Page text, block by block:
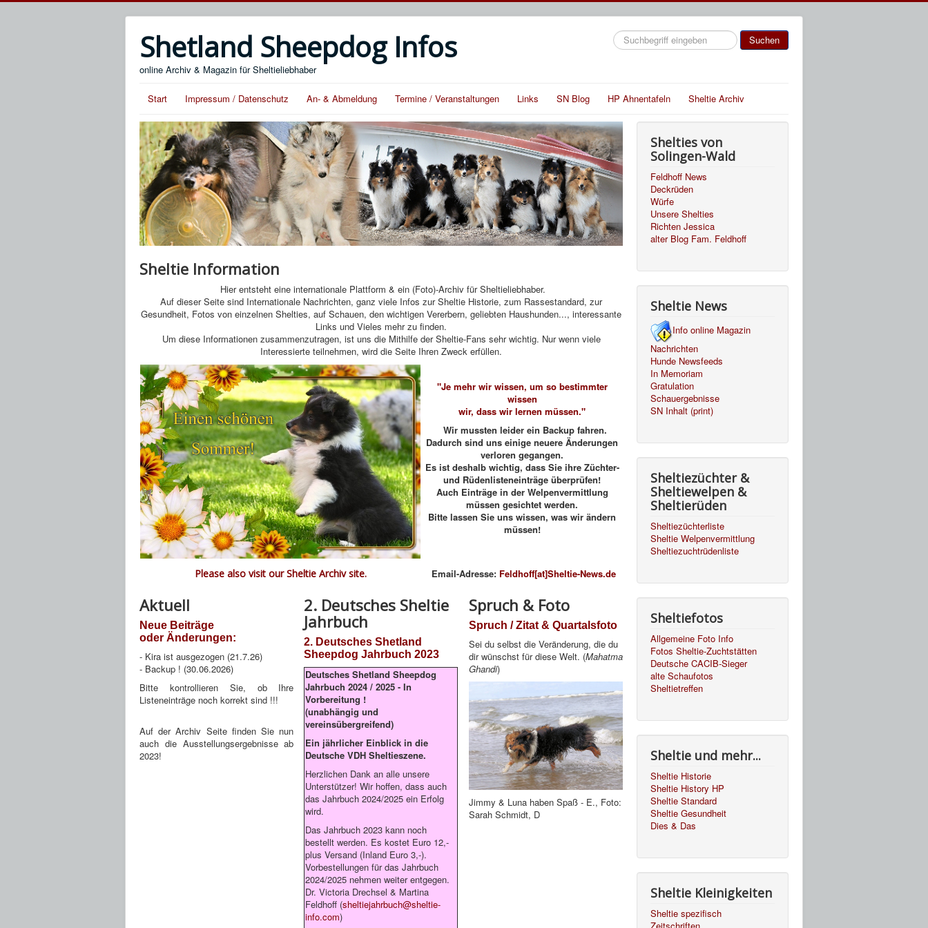
Shetland Sheepdog Infos
online Archiv & Magazin für Sheltieliebhaber
Suchen Suchen
Start Impressum / Datenschutz An- & Abmeldung Termine / Veranstaltungen Links SN Blog HP Ahnentafeln Sheltie Archiv
Sheltie Information
Hier entsteht eine internationale Plattform & ein (Foto)-Archiv für Sheltieliebhaber.
Auf dieser Seite sind Internationale Nachrichten, ganz viele Infos zur Sheltie Historie, zum Rassestandard, zur
Gesundheit, Fotos von einzelnen Shelties, auf Schauen, den wichtigen Vererbern, geliebten Haushunden..., interessante
Links und Vieles mehr zu finden.
Um diese Informationen zusammenzutragen, ist uns die Mithilfe der Sheltie-Fans sehr wichtig. Nur wenn viele
Interessierte teilnehmen, wird die Seite Ihren Zweck erfüllen.
"Je mehr wir wissen, um so bestimmter
wissen
wir, dass wir lernen müssen."
Wir mussten leider ein Backup fahren.
Dadurch sind uns einige neuere Änderungen
verloren gegangen.
Es ist deshalb wichtig, dass Sie ihre Züchter-
und Rüdenlisteneinträge überprüfen!
Auch Einträge in der Welpenvermittlung
müssen gesichtet werden.
Bitte lassen Sie uns wissen, was wir ändern
müssen!
Please also visit ourSheltie Archivsite. Email-Adresse: Feldhoff[at]Sheltie-News.de
Aktuell
Neue Beiträge
oder Änderungen:
- Kira ist ausgezogen (21.7.26)
- Backup ! (30.06.2026)
Bitte kontrollieren Sie, ob Ihre
Listeneinträge noch korrekt sind !!!
Auf der Archiv Seite finden Sie nun
auch die Ausstellungsergebnisse ab
2023!
2. Deutsches Sheltie
Jahrbuch
2. Deutsches Shetland
Sheepdog Jahrbuch 2023
Deutsches Shetland Sheepdog
Jahrbuch 2024 / 2025 - In
Vorbereitung !
(unabhängig und
vereinsübergreifend)
Ein jährlicher Einblick in die
Deutsche VDH Sheltieszene.
Herzlichen Dank an alle unsere
Unterstützer! Wir hoffen, dass auch
das Jahrbuch 2024/2025 ein Erfolg
wird.
Das Jahrbuch 2023 kann noch
bestellt werden. Es kostet Euro 12,-
plus Versand (Inland Euro 3,-).
Vorbestellungen für das Jahrbuch
2024/2025 nehmen weiter entgegen.
Dr. Victoria Drechsel & Martina
Feldhoff (sheltiejahrbuch@sheltie-
info.com)
Spruch & Foto
Spruch / Zitat & Quartalsfoto
Sei du selbst die Veränderung, die du
dir wünschst für diese Welt. (Mahatma
Ghandi)
Jimmy & Luna haben Spaß - E., Foto:
Sarah Schmidt, D
Shelties von
Solingen-Wald
Feldhoff News
Deckrüden
Würfe
Unsere Shelties
Richten Jessica
alter Blog Fam. Feldhoff
Sheltie News
Info online Magazin
Nachrichten
Hunde Newsfeeds
In Memoriam
Gratulation
Schauergebnisse
SN Inhalt (print)
Sheltiezüchter &
Sheltiewelpen &
Sheltierüden
Sheltiezüchterliste
Sheltie Welpenvermittlung
Sheltiezuchtrüdenliste
Sheltiefotos
Allgemeine Foto Info
Fotos Sheltie-Zuchtstätten
Deutsche CACIB-Sieger
alte Schaufotos
Sheltietreffen
Sheltie und mehr...
Sheltie Historie
Sheltie History HP
Sheltie Standard
Sheltie Gesundheit
Dies & Das
Sheltie Kleinigkeiten
Sheltie spezifisch